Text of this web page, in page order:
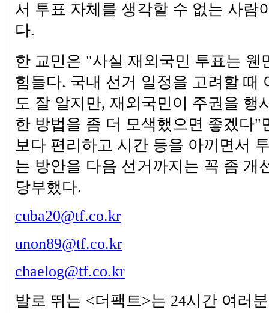
서 투표 자체를 생각할 수 없는 사람
다.
한 교민은 "사실 재외국민 투표는 웬
힘들다. 국내 선거 일정을 고려할 때
도 잘 알지만, 재외국민이 주권을 행
한 방법을 좀 더 모색했으면 좋겠다"
보다 편리하고 시간 등을 아끼면서
는 방안을 다음 선거까지는 꼭 좀 개
당부했다.
cuba20@tf.co.kr
unon89@tf.co.kr
chaelog@tf.co.kr
발로 뛰는 <더팩트>는 24시간 여러